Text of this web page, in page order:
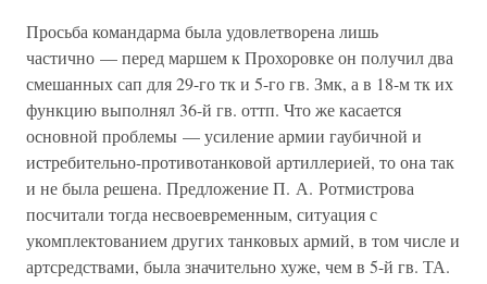
Просьба командарма была удовлетворена лишь
частично — перед маршем к Прохоровке он получил два
смешанных сап для 29-го тк и 5-го гв. Змк, а в 18-м тк их
функцию выполнял 36-й гв. оттп. Что же касается
основной проблемы — усиление армии гаубичной и
истребительно-противотанковой артиллерией, то она так
и не была решена. Предложение П. А. Ротмистрова
посчитали тогда несвоевременным, ситуация с
укомплектованием других танковых армий, в том числе и
артсредствами, была значительно хуже, чем в 5-й гв. ТА.